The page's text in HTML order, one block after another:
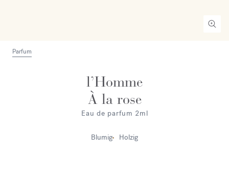
Parfum
l’Homme
À la rose
Eau de parfum 2ml
Blumig Holzig